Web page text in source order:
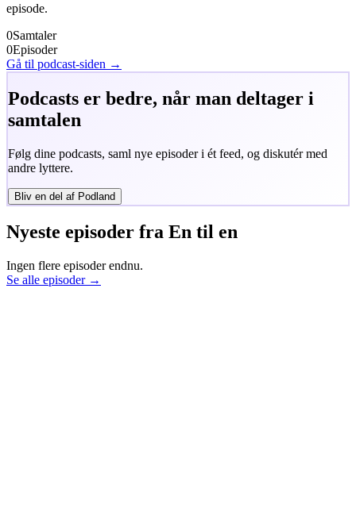
episode.
0Samtaler
0Episoder
Gå til podcast-siden →
Podcasts er bedre, når man deltager i
samtalen
Følg dine podcasts, saml nye episoder i ét feed, og diskutér med
andre lyttere.
Bliv en del af Podland
Nyeste episoder fra En til en
Ingen flere episoder endnu.
Se alle episoder →